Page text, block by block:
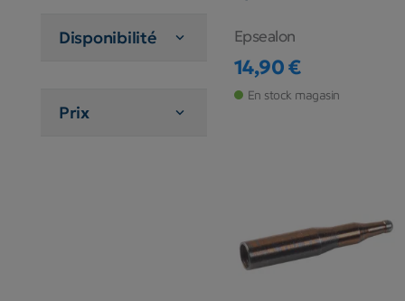
Disponibilité 
Prix 
Epsealon
Prix
14,90 €
En stock magasin